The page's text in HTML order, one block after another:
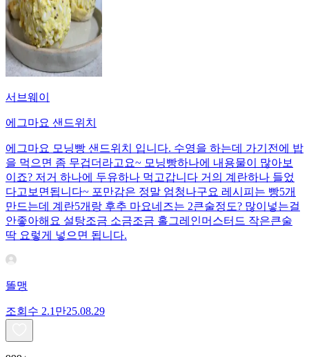
서브웨이
에그마요 샌드위치
에그마요 모닝빵 샌드위치 입니다. 수영을 하는데 가기전에 밥
을 먹으면 좀 무겁더라고요~ 모닝빵하나에 내용물이 많아보
이죠? 저거 하나에 두유하나 먹고갑니다 거의 계란하나 들었
다고보면됩니다~ 포만감은 정말 엄청나구요 레시피는 빵5개
만드는데 계란5개랑 후추 마요네즈는 2큰술정도? 많이넣는걸
안좋아해요 설탕조금 소금조금 홀그레인머스터드 작은큰술
딱 요렇게 넣으면 됩니다.
똘맹
조회수 2.1만25.08.29